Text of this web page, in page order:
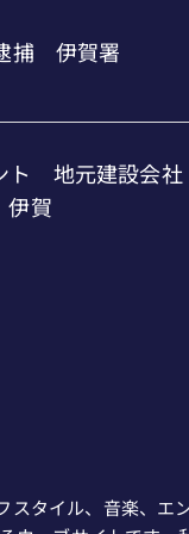
スタイル、音楽、エ